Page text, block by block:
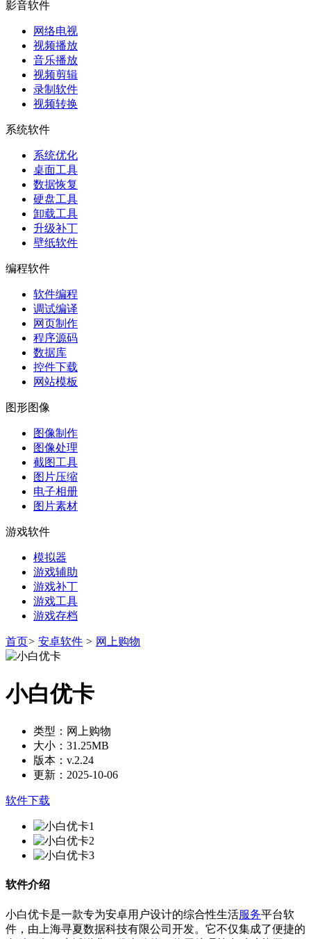
影音软件
网络电视
视频播放
音乐播放
视频剪辑
录制软件
视频转换
系统软件
系统优化
桌面工具
数据恢复
硬盘工具
卸载工具
升级补丁
壁纸软件
编程软件
软件编程
调试编译
网页制作
程序源码
数据库
控件下载
网站模板
图形图像
图像制作
图像处理
截图工具
图片压缩
电子相册
图片素材
游戏软件
模拟器
游戏辅助
游戏补丁
游戏工具
游戏存档
首页> 安卓软件 > 网上购物
小白优卡
类型：网上购物
大小：31.25MB
版本：v.2.24
更新：2025-10-06
软件下载
软件介绍
小白优卡是一款专为安卓用户设计的综合性生活服务平台软
件，由上海寻夏数据科技有限公司开发。它不仅集成了便捷的